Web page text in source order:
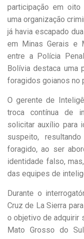
participação em
uma organização
já havia escapado
em Minas Gerais e
entre a Polícia
Bolívia destaca uma
foragidos goianos no
O gerente de
troca contínua de
solicitar auxílio para
suspeito,
foragido, ao ser
identidade falso,
das equipes de
Durante o
Cruz de La Sierra
o objetivo de adquirir
Mato Grosso do